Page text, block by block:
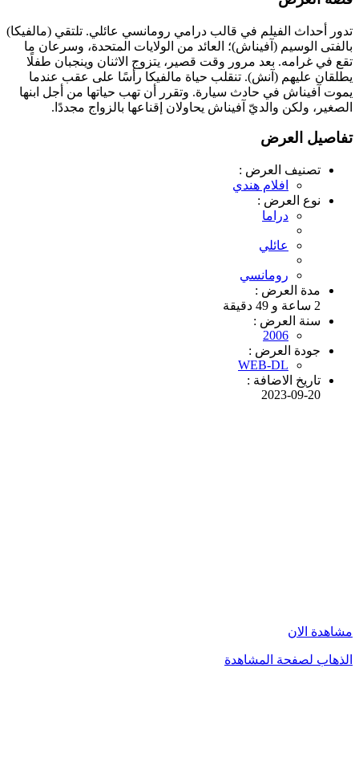
تدور أحداث الفيلم في قالب درامي رومانسي عائلي. تلتقي (مالفيكا)
بالفتى الوسيم (آفيناش)؛ العائد من الولايات المتحدة، وسرعان ما
تقع في غرامه. بعد مرور وقت قصير، يتزوج الاثنان وينجبان طفلًا
يطلقان عليهم (آنش). تنقلب حياة مالفيكا رأسًا على عقب عندما
يموت آفيناش في حادث سيارة. وتقرر أن تهب حياتها من أجل ابنها
الصغير، ولكن والديّ آفيناش يحاولان إقناعها بالزواج مجددًا.
تفاصيل العرض
تصنيف العرض :
افلام هندي
نوع العرض :
دراما
عائلي
رومانسي
مدة العرض :
2 ساعة و 49 دقيقة
سنة العرض :
2006
جودة العرض :
WEB-DL
تاريخ الاضافة :
2023-09-20
مشاهدة الان
الذهاب لصفحة المشاهدة